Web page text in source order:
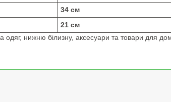
34 см
21 см
одяг, нижню білизну, аксесуари та товари для